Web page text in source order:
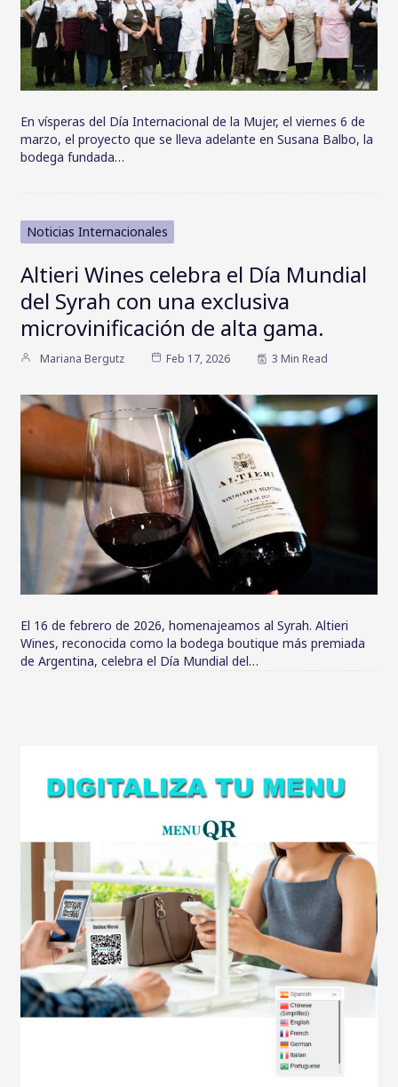
En vísperas del Día Internacional de la Mujer, el viernes 6 de
marzo, el proyecto que se lleva adelante en Susana Balbo, la
bodega fundada…
Noticias Internacionales
Altieri Wines celebra el Día Mundial
del Syrah con una exclusiva
microvinificación de alta gama.
Mariana Bergutz Feb 17, 2026 3 Min Read
El 16 de febrero de 2026, homenajeamos al Syrah. Altieri
Wines, reconocida como la bodega boutique más premiada
de Argentina, celebra el Día Mundial del…